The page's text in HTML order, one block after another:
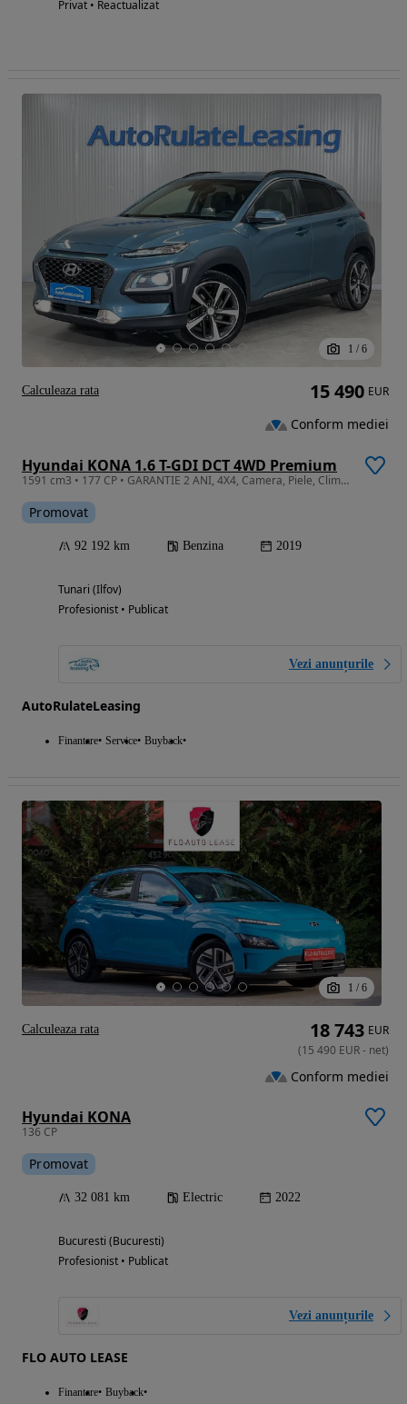
Privat • Reactualizat
1 / 6
Hyundai KONA 1.6 T-GDI DCT 4WD Premium
1591 cm3 • 177 CP • GARANTIE 2 ANI, 4X4, Camera, Piele, Clima, LED, Scaune+volan incalzite
Promovat
92 192 km Benzina 2019
Tunari (Ilfov)
Profesionist • Publicat
Vezi anunțurile
AutoRulateLeasing
Finantare Service Buyback
15 490 EUR
Conform mediei
Calculeaza rata
1 / 6
Hyundai KONA
136 CP
Promovat
32 081 km Electric 2022
Bucuresti (Bucuresti)
Profesionist • Publicat
Vezi anunțurile
FLO AUTO LEASE
Finantare Buyback
18 743 EUR
(15 490 EUR- net)
Conform mediei
Calculeaza rata